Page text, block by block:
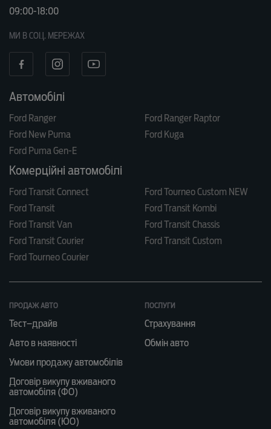
09:00-18:00
МИ В СОЦ. МЕРЕЖАХ
Автомобілі
Ford Ranger
Ford Ranger Raptor
Ford New Puma
Ford Kuga
Ford Puma Gen-E
Комерційні автомобілі
Ford Transit Connect
Ford Tourneo Custom NEW
Ford Transit
Ford Transit Kombi
Ford Transit Van
Ford Transit Chassis
Ford Transit Courier
Ford Transit Custom
Ford Tourneo Courier
ПРОДАЖ АВТО
Тест–драйв
Авто в наявності
Умови продажу автомобілів
Договір викупу вживаного
автомобіля (ФО)
Договір викупу вживаного
автомобіля (ЮО)
ПОСЛУГИ
Страхування
Обмін авто